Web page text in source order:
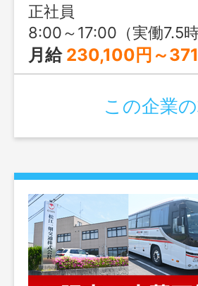
正社員
8:00～17:00（実働7.5時間） ※時差
月給 230,100円～
この企業